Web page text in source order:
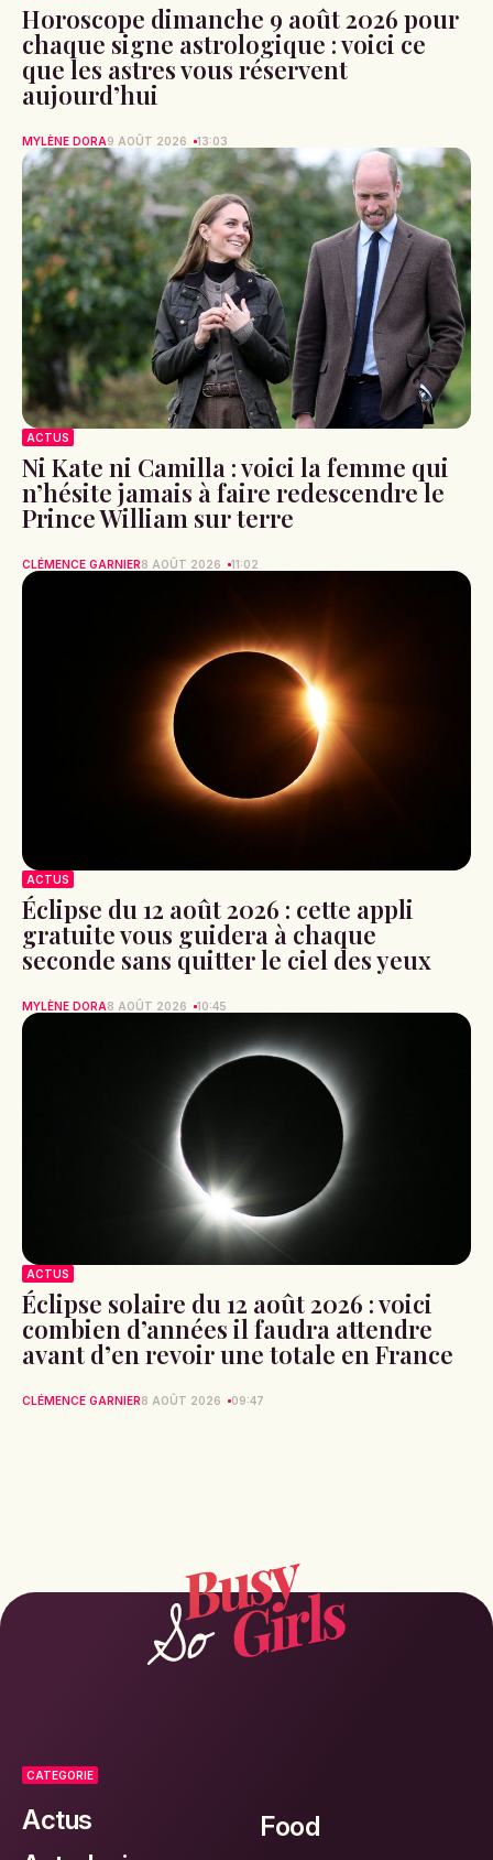
Horoscope dimanche 9 août 2026 pour
chaque signe astrologique : voici ce
que les astres vous réservent
aujourd’hui
MYLÈNE DORA9 AOÛT 2026 13:03
ACTUS
Ni Kate ni Camilla : voici la femme qui
n’hésite jamais à faire redescendre le
Prince William sur terre
CLÉMENCE GARNIER8 AOÛT 2026 11:02
ACTUS
Éclipse du 12 août 2026 : cette appli
gratuite vous guidera à chaque
seconde sans quitter le ciel des yeux
MYLÈNE DORA8 AOÛT 2026 10:45
ACTUS
Éclipse solaire du 12 août 2026 : voici
combien d’années il faudra attendre
avant d’en revoir une totale en France
CLÉMENCE GARNIER8 AOÛT 2026 09:47
CATEGORIE
Actus
Food